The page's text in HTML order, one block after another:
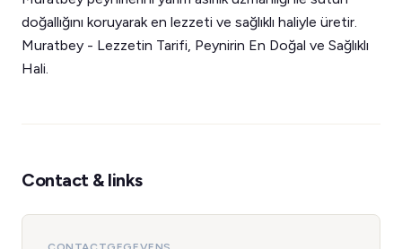
doğallığını koruyarak en lezzeti ve sağlıklı haliyle üretir.
Muratbey - Lezzetin Tarifi, Peynirin En Doğal ve Sağlıklı
Hali.
Contact & links